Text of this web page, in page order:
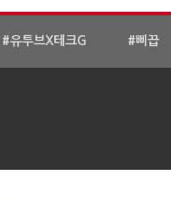
#유투브X테크G #삐끕